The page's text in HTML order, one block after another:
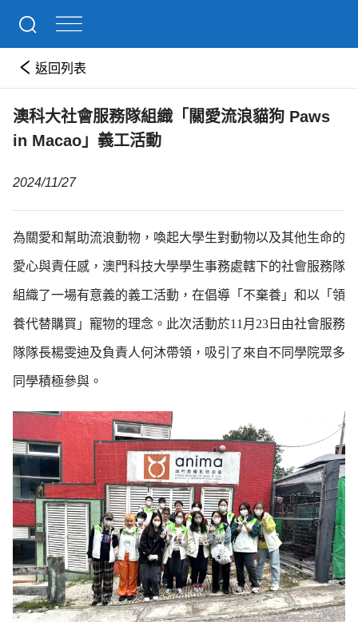
返回列表
澳科大社會服務隊組織「關愛流浪貓狗 Paws
in Macao」義工活動
2024/11/27
為關愛和幫助流浪動物，喚起大學生對動物以及其他生命的
愛心與責任感，澳門科技大學學生事務處轄下的社會服務隊
組織了一場有意義的義工活動，在倡導「不棄養」和以「領
養代替購買」寵物的理念。此次活動於11月23日由社會服務
隊隊長楊雯迪及負責人何沐帶領，吸引了來自不同學院眾多
同學積極參與。